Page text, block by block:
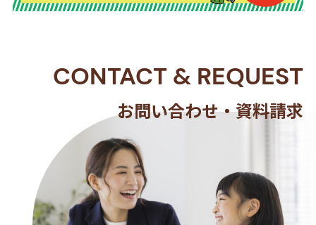
CONTACT & REQUEST
お問い合わせ・資料請求